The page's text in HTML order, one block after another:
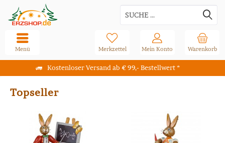
Kostenloser Versand ab € 99,- Bestellwert *
Warenkorb
Merkzettel Mein Konto
Menü
Topseller